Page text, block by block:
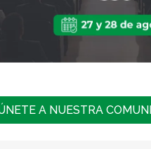
A NUESTRA